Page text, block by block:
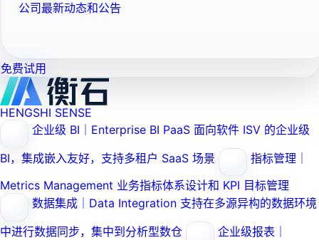
公司最新动态和公告
免费试用
HENGSHI SENSE
企业级 BI｜Enterprise BI PaaS 面向软件 ISV 的企业级
BI，集成嵌入友好，支持多租户 SaaS 场景
指标管理｜
Metrics Management 业务指标体系设计和 KPI 目标管理
数据集成｜Data Integration 支持在多源异构的数据环境
中进行数据同步，集中到分析型数仓
企业级报表｜